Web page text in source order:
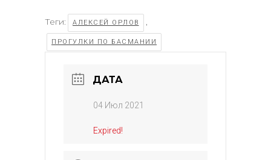
Теги: АЛЕКСЕЙ ОРЛОВ ,
ПРОГУЛКИ ПО БАСМАНИИ
ДАТА
04 Июл 2021
Expired!